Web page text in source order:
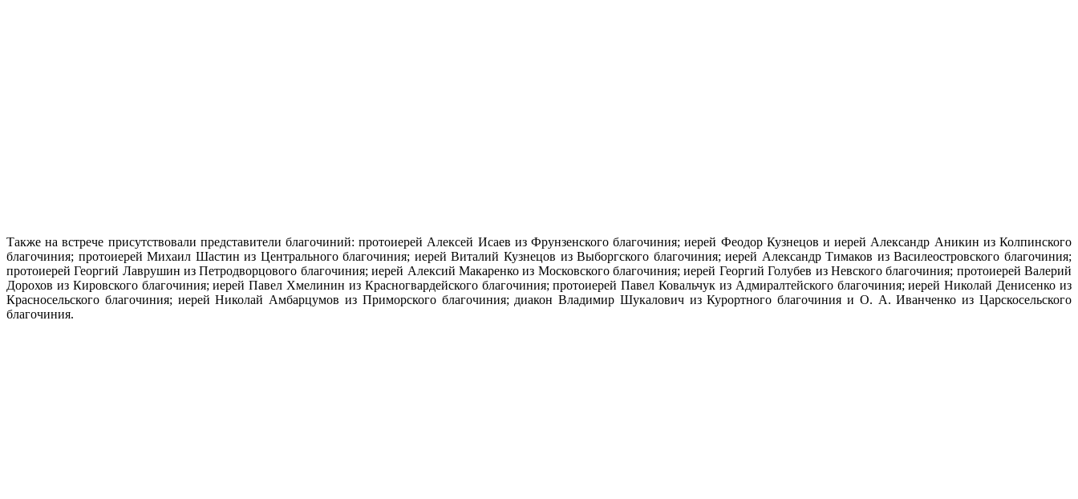
Также на встрече присутствовали представители благочиний: протоиерей Алексей Исаев из Фрунзенского благочиния; иерей Феодор Кузнецов и иерей Александр Аникин из Колпинского
благочиния; протоиерей Михаил Шастин из Центрального благочиния; иерей Виталий Кузнецов из Выборгского благочиния; иерей Александр Тимаков из Василеостровского благочиния;
протоиерей Георгий Лаврушин из Петродворцового благочиния; иерей Алексий Макаренко из Московского благочиния; иерей Георгий Голубев из Невского благочиния; протоиерей Валерий
Дорохов из Кировского благочиния; иерей Павел Хмелинин из Красногвардейского благочиния; протоиерей Павел Ковальчук из Адмиралтейского благочиния; иерей Николай Денисенко из
Красносельского благочиния; иерей Николай Амбарцумов из Приморского благочиния; диакон Владимир Шукалович из Курортного благочиния и О. А. Иванченко из Царскосельского
благочиния.